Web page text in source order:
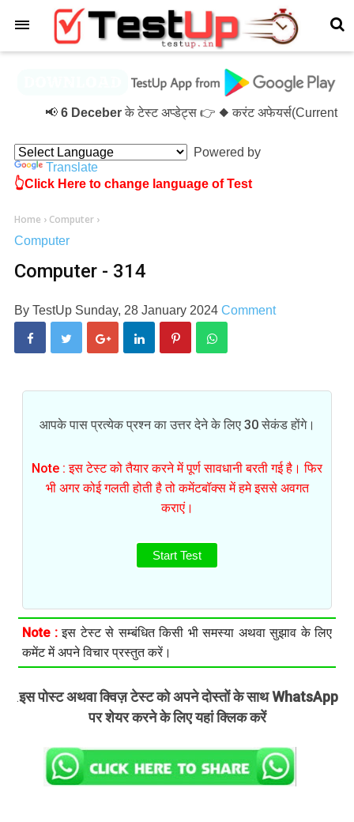
6 Deceberके टेस्ट अप्डेट्स 👉 ◆ करंट अफेयर्स(Current
Powered by
Translate
👆Click Here to change language of Test
Home › Computer ›
Computer
Computer - 314
By TestUp Sunday, 28 January 2024 Comment
आपके पास प्रत्येक प्रश्न का उत्तर देने के लिए 30 सेकंड होंगे।
Note : इस टेस्ट को तैयार करने में पूर्ण सावधानी बरती गई है। फिर
भी अगर कोई गलती होती है तो कमेंटबॉक्स में हमे इससे अवगत
कराएं।
Start Test
Note :इस टेस्ट से सम्बंधित किसी भी समस्या अथवा सुझाव के लिए
कमेंट में अपने विचार प्रस्तुत करें।
.इस पोस्ट अथवा क्विज़ टेस्ट को अपने दोस्तों के साथ WhatsApp
पर शेयर करने के लिए यहां क्लिक करें